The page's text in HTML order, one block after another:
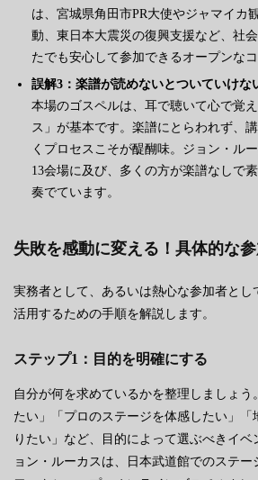
は、宮城県角田市PR大使やジャマイカ
動、東日本大震災の復興支援など、社
たでも安心して参加できるオープンなコ
誤解3：楽譜が読めないとついていけな
本場のゴスペルは、耳で聴いて心で覚
ス」が基本です。楽譜にとらわれず、
くプロセスこそが醍醐味。ジョン・ル
13会場に及び、多くの方が楽譜なしで
奏でています。
失敗を感動に変える！具体的な
実務者として、あるいは熱心な参加者とし
活用するための手順を解説します。
ステップ1：目的を明確にする
自分が何を求めているかを整理しましょ
たい」「プロのステージを体感したい」「
りたい」など、目的によって選ぶべきイベ
ョン・ルーカスは、日本武道館でのステ